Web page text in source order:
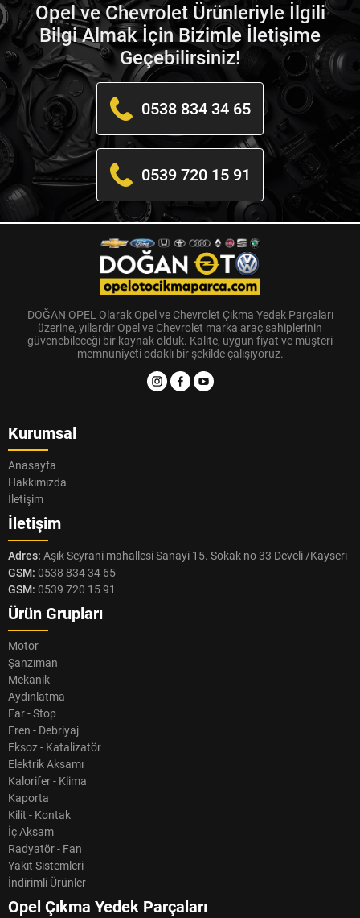
Opel ve Chevrolet Ürünleriyle İlgili
Bilgi Almak İçin Bizimle İletişime
Geçebilirsiniz!
0538 834 34 65
0539 720 15 91
DOĞAN OPEL Olarak Opel ve Chevrolet Çıkma Yedek Parçaları
üzerine, yıllardır Opel ve Chevrolet marka araç sahiplerinin
güvenebileceği bir kaynak olduk. Kalite, uygun fiyat ve müşteri
memnuniyeti odaklı bir şekilde çalışıyoruz.
Kurumsal
Anasayfa
Hakkımızda
İletişim
İletişim
Adres: Aşık Seyrani mahallesi Sanayi 15. Sokak no 33 Develi /Kayseri
GSM: 0538 834 34 65
GSM: 0539 720 15 91
Ürün Grupları
Motor
Şanzıman
Mekanik
Aydınlatma
Far - Stop
Fren - Debriyaj
Eksoz - Katalizatör
Elektrik Aksamı
Kalorifer - Klima
Kaporta
Kilit - Kontak
İç Aksam
Radyatör - Fan
Yakıt Sistemleri
İndirimli Ürünler
Opel Çıkma Yedek Parçaları